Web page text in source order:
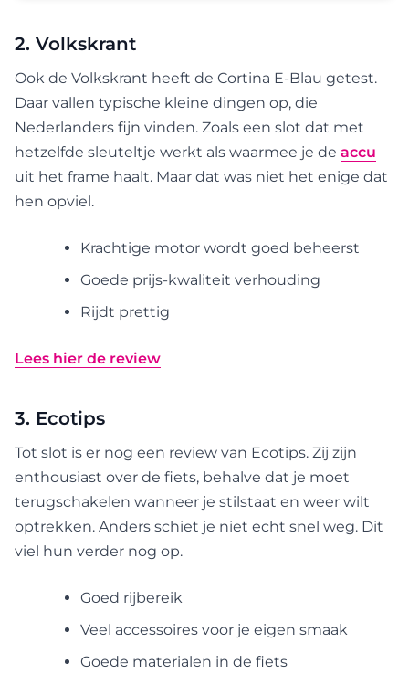
2. Volkskrant
Ook de Volkskrant heeft de Cortina E-Blau getest.
Daar vallen typische kleine dingen op, die
Nederlanders fijn vinden. Zoals een slot dat met
hetzelfde sleuteltje werkt als waarmee je de accu
uit het frame haalt. Maar dat was niet het enige dat
hen opviel.
Krachtige motor wordt goed beheerst
Goede prijs-kwaliteit verhouding
Rijdt prettig
Lees hier de review
3. Ecotips
Tot slot is er nog een review van Ecotips. Zij zijn
enthousiast over de fiets, behalve dat je moet
terugschakelen wanneer je stilstaat en weer wilt
optrekken. Anders schiet je niet echt snel weg. Dit
viel hun verder nog op.
Goed rijbereik
Veel accessoires voor je eigen smaak
Goede materialen in de fiets